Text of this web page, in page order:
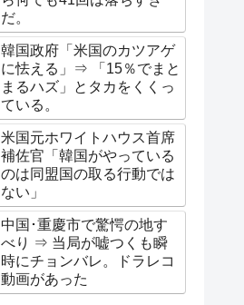
だ。
韓国政府「米国のカツアゲ
に怯える」⇒ 「15％でまと
まるハズ」とタカをくくっ
ている。
米国元ホワイトハウス首席
補佐官「韓国がやっている
のは同盟国の取る行動では
ない」
中国･重慶市で驚愕の地す
べり ⇒ 当局が嘘つくも瞬
時にチョンバレ。ドラレコ
動画があった